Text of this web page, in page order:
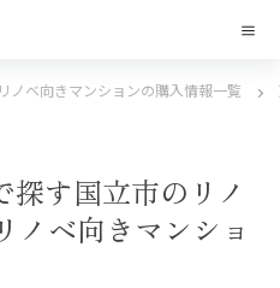
ノベ向きマンションの購入情報一覧
す国立市のリノ
ノベ向きマンショ